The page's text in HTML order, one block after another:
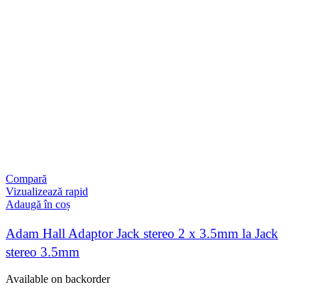
Compară
Vizualizează rapid
Adaugă în coș
Adam Hall Adaptor Jack stereo 2 x 3.5mm la Jack
stereo 3.5mm
Available on backorder